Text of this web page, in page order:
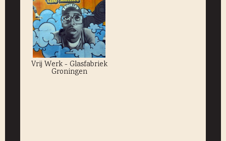
Vrij Werk - Glasfabriek
Groningen